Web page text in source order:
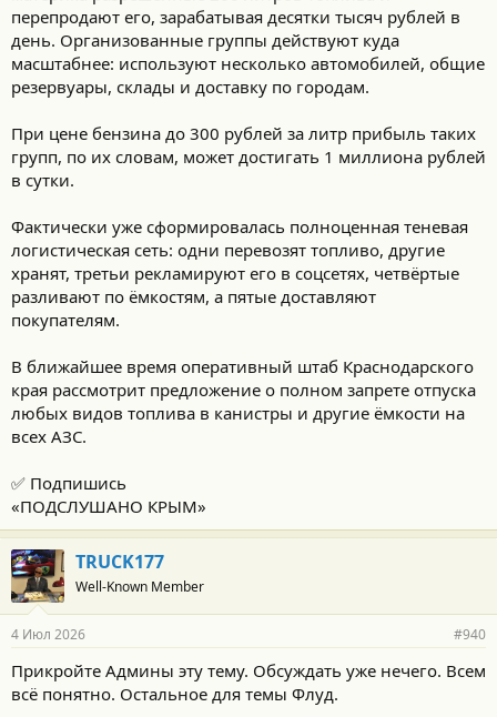
перепродают его, зарабатывая десятки тысяч рублей в
день. Организованные группы действуют куда
масштабнее: используют несколько автомобилей, общие
резервуары, склады и доставку по городам.
При цене бензина до 300 рублей за литр прибыль таких
групп, по их словам, может достигать 1 миллиона рублей
в сутки.
Фактически уже сформировалась полноценная теневая
логистическая сеть: одни перевозят топливо, другие
хранят, третьи рекламируют его в соцсетях, четвёртые
разливают по ёмкостям, а пятые доставляют
покупателям.
В ближайшее время оперативный штаб Краснодарского
края рассмотрит предложение о полном запрете отпуска
любых видов топлива в канистры и другие ёмкости на
всех АЗС.
✅ Подпишись
«ПОДСЛУШАНО КРЫМ»
TRUCK177
Well-Known Member
4 Июл 2026 #940
Прикройте Админы эту тему. Обсуждать уже нечего. Всем
всё понятно. Остальное для темы Флуд.